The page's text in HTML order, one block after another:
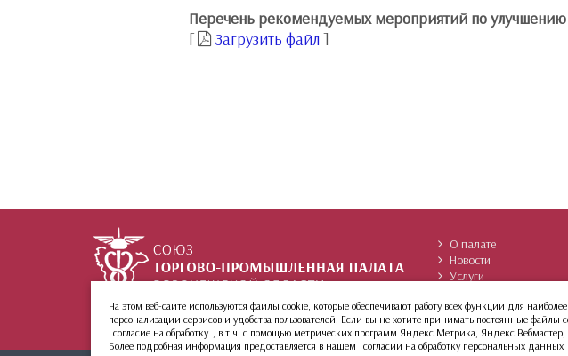
Перечень рекомендуемых мероприятий по
[
Загрузить файл ]
+7 (473) 212-02-99 ул. 9 Января, 36
О палате
Новости
Услуги
На этом веб-сайте используются файлы cookie, которые обеспечивают работу всех функций для
персонализации сервисов и удобства пользователей. Если вы не хотите принимать постоянные
согласие на обработку , в т.ч. с помощью метрических программ Яндекс.Метрика, Яндекс.Вебмастер,
Более подробная информация предоставляется в нашем согласии на обработку персональных данных